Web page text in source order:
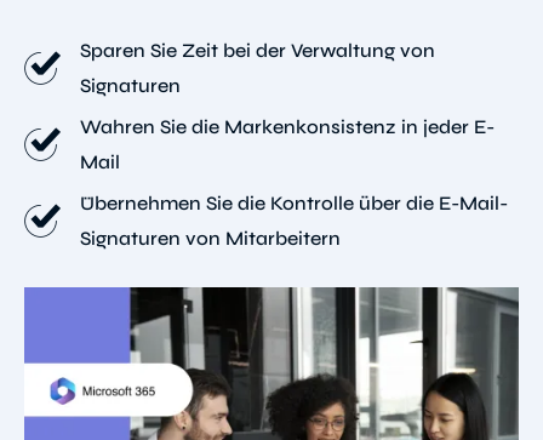
Sparen Sie Zeit bei der Verwaltung von
Signaturen
Wahren Sie die Markenkonsistenz in jeder E-
Mail
Übernehmen Sie die Kontrolle über die E-Mail-
Signaturen von Mitarbeitern